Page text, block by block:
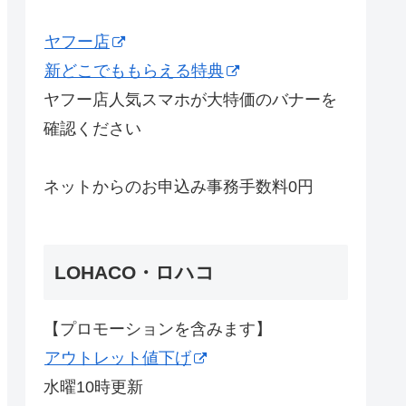
ヤフー店
新どこでももらえる特典
ヤフー店人気スマホが大特価のバナーを
確認ください
ネットからのお申込み事務手数料0円
LOHACO・ロハコ
【プロモーションを含みます】
アウトレット値下げ
水曜10時更新